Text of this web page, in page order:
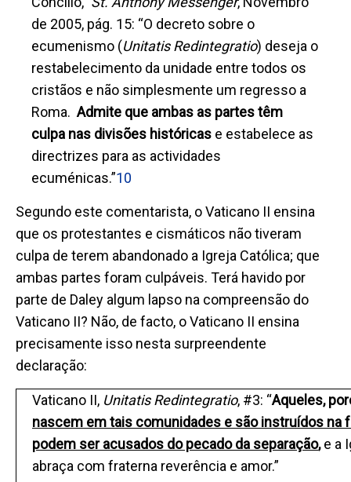
de 2005, pág. 15: “O decreto sobre o
ecumenismo (Unitatis Redintegratio) deseja o
restabelecimento da unidade entre todos os
cristãos e não simplesmente um regresso a
Roma.Admite que ambas as partes têm
culpa nas divisões históricas e estabelece as
directrizes para as actividades
ecuménicas.”10
Segundo este comentarista, o Vaticano II ensina
que os protestantes e cismáticos não tiveram
culpa de terem abandonado a Igreja Católica; que
ambas partes foram culpáveis. Terá havido por
parte de Daley algum lapso na compreensão do
Vaticano II? Não, de facto, o Vaticano II ensina
precisamente isso nesta surpreendente
declaração:
Vaticano II, Unitatis Redintegratio, #3: “Aqueles,
nascem em tais comunidades e são instruídos na
podem ser acusados do pecado da separação,e a
abraça com fraterna reverência e amor.”